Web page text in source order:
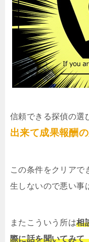
信頼できる探偵の選
出来て成果報酬
この条件をクリアで
生しないので悪い事
またこういう所は相
際に話を聞いてみて